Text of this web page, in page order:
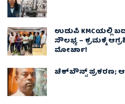
ಉಡುಪಿ KMCಯಲ್ಲಿ
ಸೌಲಭ್ಯ – ಕ್ರಮಕ್ಕೆ
ಮೋರ್ಚಾ!
ಚೆಕ್​ಬೌನ್ಸ್​ ಪ್ರಕರಣ;